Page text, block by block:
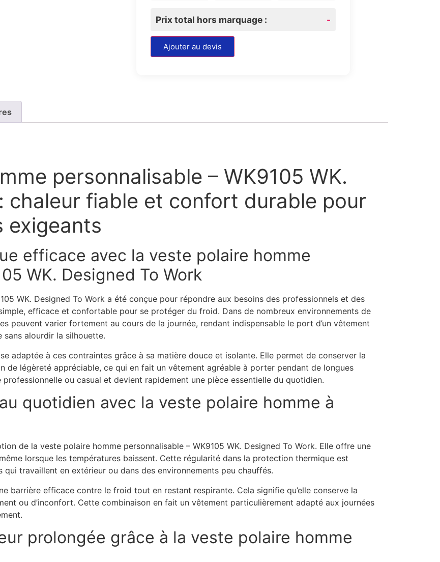
Prix total hors marquage : -
Ajouter au devis
personnalisable – WK9105 WK.
chaleur fiable et confort durable pour
exigeants
efficace avec la veste polaire homme
WK. Designed To Work
WK. Designed To Work a été conçue pour répondre aux besoins des professionnels et des
efficace et confortable pour se protéger du froid. Dans de nombreux environnements de
peuvent varier fortement au cours de la journée, rendant indispensable le port d’un vêtement
sans alourdir la silhouette.
adaptée à ces contraintes grâce à sa matière douce et isolante. Elle permet de conserver la
de légèreté appréciable, ce qui en fait un vêtement agréable à porter pendant de longues
professionnelle ou casual et devient rapidement une pièce essentielle du quotidien.
quotidien avec la veste polaire homme à
de la veste polaire homme personnalisable – WK9105 WK. Designed To Work. Elle offre une
lorsque les températures baissent. Cette régularité dans la protection thermique est
travaillent en extérieur ou dans des environnements peu chauffés.
barrière efficace contre le froid tout en restant respirante. Cela signifie qu’elle conserve la
ou d’inconfort. Cette combinaison en fait un vêtement particulièrement adapté aux journées
prolongée grâce à la veste polaire homme